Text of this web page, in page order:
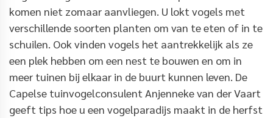
komen niet zomaar aanvliegen. U lokt vogels met
verschillende soorten planten om van te eten of in te
schuilen. Ook vinden vogels het aantrekkelijk als ze
een plek hebben om een nest te bouwen en om in
meer tuinen bij elkaar in de buurt kunnen leven. De
Capelse tuinvogelconsulent Anjenneke van der Vaart
geeft tips hoe u een vogelparadijs maakt in de herfst